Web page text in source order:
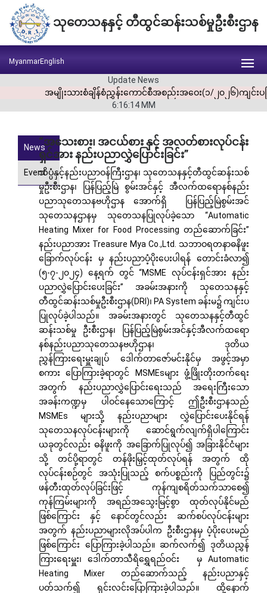
သုတေသနနှင့် တီထွင်ဆန်းသစ်မှုဦးစီးဌာန
MyanmarEnglish
Update News
အမျိုးသားစံချိန်စံညွှန်းကောင်စီအစည်းအဝေး(၁/၂၀၂၆)ကျင်း
6:16:14MM
News
Event
“အသေးစား၊ အငယ်စား နှင့် အလတ်စားလုပ်ငန်း
ရှင်အား နည်းပညာလွှဲပြောင်းခြင်း”
သိပ္ပံနှင့်နည်းပညာဝန်ကြီးဌာန၊ သုတေသနနှင့်တီထွင်ဆန်းသစ်
မှုဦးစီးဌာန၊ ပြန်ပြည့်မြဲ စွမ်းအင်နှင့် အီလက်ထရောနစ်နည်း
ပညာသုတေသနဗဟိုဌာန အောက်ရှိ ပြန်ပြည့်မြဲစွမ်းအင်
သုတေသနဌာနမှ သုတေသနပြုလုပ်ခဲ့သော “Automatic
Heating Mixer for Food Processing တည်ဆောက်ခြင်း”
နည်းပညာအား Treasure Mya Co.,Ltd. သဘာဝရတနာဓနိဖူး
ခြောက်လုပ်ငန်း မှ နည်းပညာပံ့ပိုးပေးပါရန် တောင်းခံလာ၍
(၅-၇-၂၀၂၄) နေ့ရက် တွင် “MSME လုပ်ငန်းရှင်အား နည်း
ပညာလွှဲပြောင်းပေးခြင်း” အခမ်းအနားကို သုတေသနနှင့်
တီထွင်ဆန်းသစ်မှုဦးစီးဌာန(DRI)၊ PA System ခန်းမ၌ ကျင်းပ
ပြုလုပ်ခဲ့ပါသည်။ အခမ်းအနားတွင် သုတေသနနှင့်တီထွင်
ဆန်းသစ်မှု ဦးစီးဌာန၊ ပြန်ပြည့်မြဲစွမ်းအင်နှင့်အီလက်ထရော
နစ်နည်းပညာသုတေသနဗဟိုဌာန၊ ဒုတိယ
ညွှန်ကြားရေးမှူးချုပ် ဒေါက်တာဇော်မင်းနိုင်မှ အဖွင့်အမှာ
စကား ပြောကြားခဲ့ရာတွင် MSMEsများ ဖွံ့ဖြိုးတိုးတက်ရေး
အတွက် နည်းပညာလွှဲပြောင်းရေးသည် အရေးကြီးသော
အခန်းကဏ္ဍမှ ပါဝင်နေသောကြောင့် ဤဦးစီးဌာနသည်
MSMEs များသို့ နည်းပညာများ လွှဲပြောင်းပေးနိုင်ရန်
သုတေသနလုပ်ငန်းများကို ဆောင်ရွက်လျက်ရှိပါကြောင်း
ယခုတွင်လည်း ဓနိဖူးကို အခြောက်ပြုလုပ်၍ အခြားနိုင်ငံများ
သို့ တင်ပို့ရာတွင် တန်ဖိုးမြှင့်ထုတ်လုပ်ရန် အတွက် ထို
လုပ်ငန်းစဉ်တွင် အသုံးပြုသည့် စက်ပစ္စည်းကို ပြည်တွင်း၌
ဖန်တီးထုတ်လုပ်ခြင်းဖြင့် ကုန်ကျစရိတ်သက်သာစေ၍
ကုန်ကြမ်းများကို အရည်အသွေးမြင့်စွာ ထုတ်လုပ်နိုင်မည်
ဖြစ်ကြောင်း နှင့် နောင်တွင်လည်း ဆက်စပ်လုပ်ငန်းများ
အတွက် နည်းပညာများလိုအပ်ပါက ဦးစီးဌာနမှ ပံ့ပိုးပေးမည်
ဖြစ်ကြောင်း ပြောကြားခဲ့ပါသည်။ ဆက်လက်၍ ဒုတိယညွှန်
ကြားရေးမှူး၊ ဒေါက်တာသီရိရွှေရည်ဝင်း မှ Automatic
Heating Mixer တည်ဆောက်သည့် နည်းပညာနှင့်
ပတ်သက်၍ ရှင်းလင်းပြောကြားခဲ့ပါသည်။ ထို့နောက်